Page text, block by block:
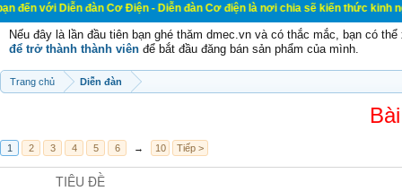
đàn Cơ Điện - Diễn đàn Cơ điện là nơi chia sẽ kiến thức kinh nghiệm
Nếu đây là lần đầu tiên bạn ghé thăm dmec.vn và có thắc mắc, bạn có
để trở thành thành viên để bắt đầu đăng bán sản phẩm của mình.
Trang chủ Diễn đàn
1 2 3 4 5 6 → 10 Tiếp >
TIÊU ĐỀ